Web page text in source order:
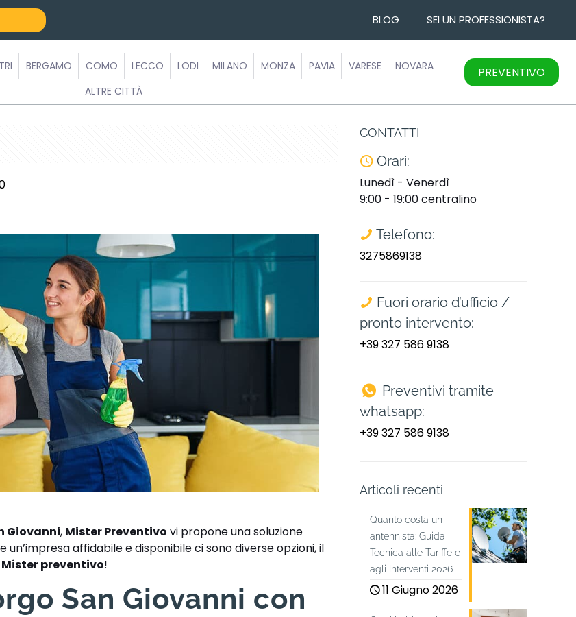
BLOG SEI UN PROFESSIONISTA?
BERGAMO COMO LECCO LODI MILANO MONZA PAVIA VARESE
NOVARA
ALTRE CITTÀ
PREVENTIVO
Giovanni, Mister Preventivo vi propone una soluzione
affidabile e disponibile ci sono diverse opzioni, il
Mister preventivo!
San Giovanni con
CONTATTI
Orari:
Lunedì - Venerdì
9:00 - 19:00 centralino
Telefono:
3275869138
Fuori orario d’ufficio /
pronto intervento:
+39 327 586 9138
Preventivi tramite
whatsapp:
+39 327 586 9138
Articoli recenti
Quanto costa un
antennista: Guida
Tecnica alle Tariffe e
agli Interventi 2026
11 Giugno 2026